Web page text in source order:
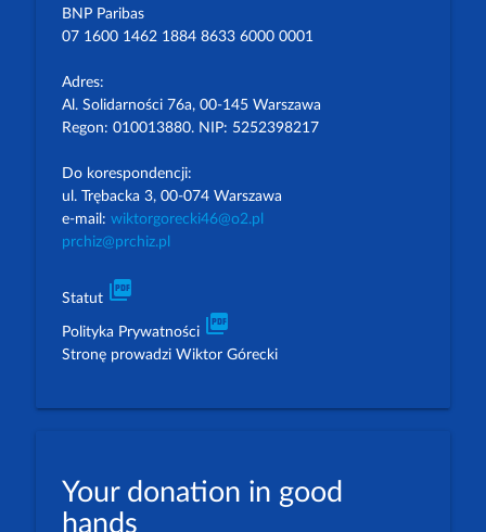
BNP Paribas
07 1600 1462 1884 8633 6000 0001
Adres:
Al. Solidarności 76a, 00-145 Warszawa
Regon: 010013880. NIP: 5252398217
Do korespondencji:
ul. Trębacka 3, 00-074 Warszawa
e-mail: wiktorgorecki46@o2.pl
prchiz@prchiz.pl
Statut picture_as_pdf
Polityka Prywatności picture_as_pdf
Stronę prowadzi Wiktor Górecki
Your donation in good
hands